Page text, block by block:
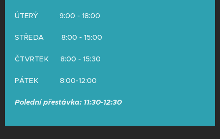
ÚTERÝ 9:00 - 18:00
STŘEDA 8:00 - 15:00
ČTVRTEK 8:00 - 15:30
PÁTEK 8:00-12:00
Polední přestávka: 11:30-12:30